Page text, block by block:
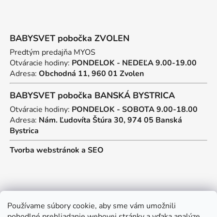
Používame súbory cookie, aby sme vám umožnili
BABYSVET pobočka ZVOLEN
Predtým predajňa MYOS
Otváracie hodiny: PONDELOK - NEDEĽA 9.00-19.00
Adresa: Obchodná 11, 960 01 Zvolen
BABYSVET pobočka BANSKÁ BYSTRICA
Otváracie hodiny: PONDELOK - SOBOTA 9.00-18.00
Adresa: Nám. Ľudovíta Štúra 30, 974 05 Banská
Bystrica
Tvorba webstránok a SEO
Kontakt